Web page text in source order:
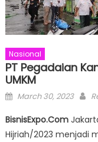
Nasional
PT Pegadaian
UMKM
Posted
March 30, 2023
BisnisExpo.Com
Hijriah/2023 menjadi